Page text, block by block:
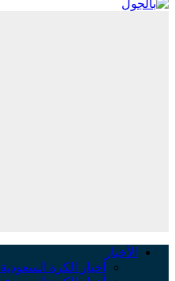
الأخبار
أخبار الكرة السعودية